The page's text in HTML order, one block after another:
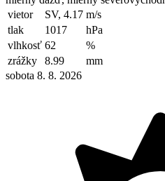
vietor
SV, 4.17 m/s
tlak
1017
hPa
vlhkosť 62
%
zrážky
8.99
mm
sobota 8. 8. 2026